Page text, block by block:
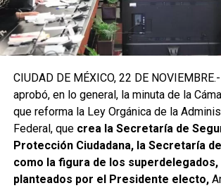
CIUDAD DE MÉXICO, 22 DE
aprobó, en lo general, la minuta de la
que reforma la Ley Orgánica de la
Federal, que crea la Secretaría de
Protección Ciudadana, la Secretaría
como la figura de los
planteados por el Presidente electo,